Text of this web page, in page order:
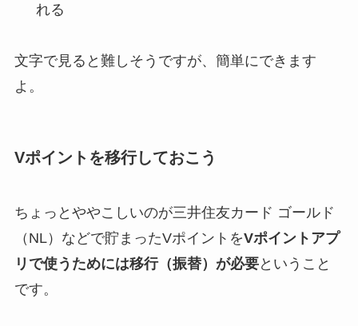
れる
文字で見ると難しそうですが、簡単にできます
よ。
Vポイントを移行しておこう
ちょっとややこしいのが三井住友カード ゴールド
（NL）などで貯まったVポイントをVポイントアプ
リで使うためには移行（振替）が必要ということ
です。